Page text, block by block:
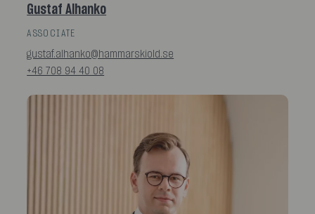
Gustaf Alhanko
ASSOCIATE
gustaf.alhanko@hammarskiold.se
+46 708 94 40 08